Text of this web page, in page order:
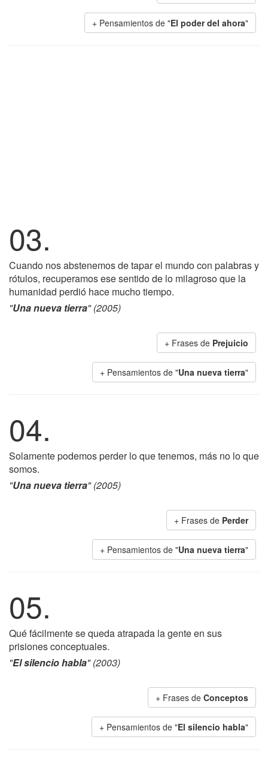
+ Pensamientos de "El poder del ahora"
03.
Cuando nos abstenemos de tapar el mundo con palabras y
rótulos, recuperamos ese sentido de lo milagroso que la
humanidad perdió hace mucho tiempo.
"Una nueva tierra" (2005)
+ Frases de Prejuicio
+ Pensamientos de "Una nueva tierra"
04.
Solamente podemos perder lo que tenemos, más no lo que
somos.
"Una nueva tierra" (2005)
+ Frases de Perder
+ Pensamientos de "Una nueva tierra"
05.
Qué fácilmente se queda atrapada la gente en sus
prisiones conceptuales.
"El silencio habla" (2003)
+ Frases de Conceptos
+ Pensamientos de "El silencio habla"